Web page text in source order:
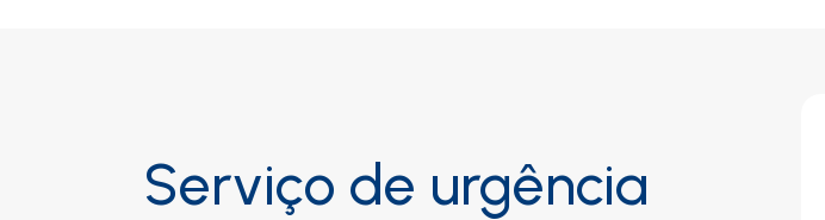
Serviço de urgência